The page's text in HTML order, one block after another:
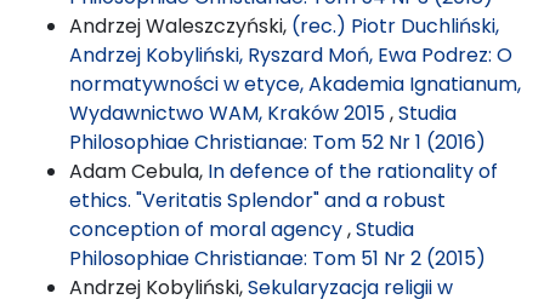
Andrzej Waleszczyński, (rec.) Piotr Duchliński,
Andrzej Kobyliński, Ryszard Moń, Ewa Podrez: O
normatywności w etyce, Akademia Ignatianum,
Wydawnictwo WAM, Kraków 2015,Studia
Philosophiae Christianae: Tom 52 Nr 1 (2016)
Adam Cebula, In defence of the rationality of
ethics. "Veritatis Splendor" and a robust
conception of moral agency,Studia
Philosophiae Christianae: Tom 51 Nr 2 (2015)
Andrzej Kobyliński,Sekularyzacja religii w